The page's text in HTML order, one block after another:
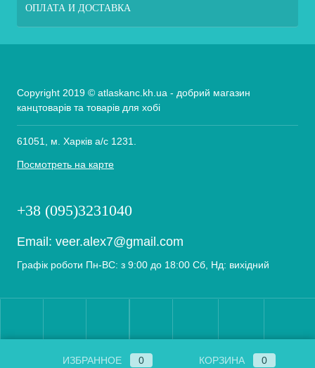
ОПЛАТА И ДОСТАВКА
Copyright 2019 © atlaskanc.kh.ua - добрий магазин
канцтоварів та товарів для хобі
61051, м. Харків а/с 1231.
Посмотреть на карте
+38 (095)3231040
Email: veer.alex7@gmail.com
Графік роботи Пн-ВС: з 9:00 до 18:00 Сб, Нд: вихідний
ИЗБРАННОЕ 0 КОРЗИНА 0